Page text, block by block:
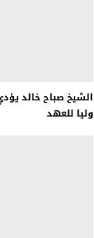
الشيخ صباح خالد
وليا للعهد